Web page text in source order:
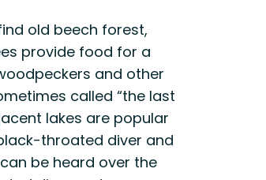
old beech forest,
provide food for a
and other
called “the last
lakes are popular
throated diver and
be heard over the